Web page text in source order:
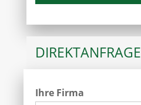
DIREKTANFRAGE
Ihre Firma